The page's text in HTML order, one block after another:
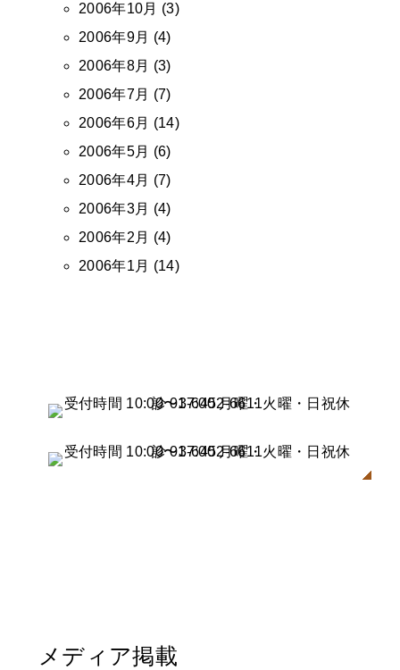
2006年10月 (3)
2006年9月 (4)
2006年8月 (3)
2006年7月 (7)
2006年6月 (14)
2006年5月 (6)
2006年4月 (7)
2006年3月 (4)
2006年2月 (4)
2006年1月 (14)
メディア掲載